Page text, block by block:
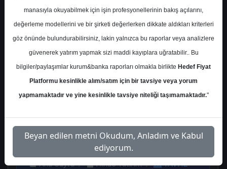
Kurum Sayısı
18
11
Get.
6 1
Ana Sayfa Alnus Yatırım
TAVHL
manasıyla okuyabilmek için işin profesyonellerinin bakış açılarını,
değerleme modellerini ve bir şirketi değerlerken dikkate aldıkları kriterleri
göz önünde bulundurabilirsiniz, lakin yalnızca bu raporlar veya analizlere
güvenerek yatırım yapmak sizi maddi kayıplara uğratabilir.. Bu
bilgiler/paylaşımlar kurum&banka raporları olmakla birlikte Hedef Fiyat
Platformu kesinlikle alım/satım için bir tavsiye veya yorum
yapmamaktadır ve yine kesinlikle tavsiye niteliği taşımamaktadır."
Beyan edilen metni Okudum, Anladım ve Kabul
ediyorum.